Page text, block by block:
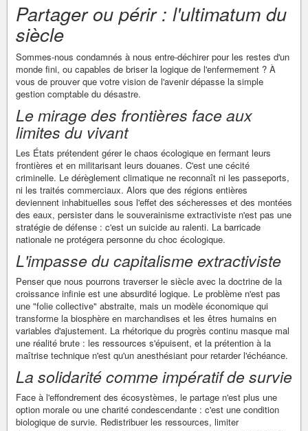
Partager ou périr : l'ultimatum du
siècle
Sommes-nous condamnés à nous entre-déchirer pour les restes d'un
monde fini, ou capables de briser la logique de l'enfermement ? À
vous de prouver que votre vision de l'avenir dépasse la simple
gestion comptable du désastre.
Le mirage des frontières face aux
limites du vivant
Les États prétendent gérer le chaos écologique en fermant leurs
frontières et en militarisant leurs douanes. C'est une cécité
criminelle. Le dérèglement climatique ne reconnaît ni les passeports,
ni les traités commerciaux. Alors que des régions entières
deviennent inhabituelles sous l'effet des sécheresses et des montées
des eaux, persister dans le souverainisme extractiviste n'est pas une
stratégie de défense : c'est un suicide au ralenti. La barricade
nationale ne protégera personne du choc écologique.
L'impasse du capitalisme extractiviste
Penser que nous pourrons traverser le siècle avec la doctrine de la
croissance infinie est une absurdité logique. Le problème n'est pas
une "folie collective" abstraite, mais un modèle économique qui
transforme la biosphère en marchandises et les êtres humains en
variables d'ajustement. La rhétorique du progrès continu masque mal
une réalité brute : les ressources s'épuisent, et la prétention à la
maîtrise technique n'est qu'un anesthésiant pour retarder l'échéance.
La solidarité comme impératif de survie
Face à l'effondrement des écosystèmes, le partage n'est plus une
option morale ou une charité condescendante : c'est une condition
biologique de survie. Redistribuer les ressources, limiter